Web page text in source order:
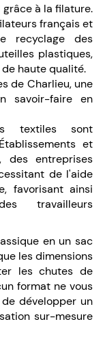
à la filature.
français et
recyclage des
plastiques,
haute qualité.
de Charlieu, une
savoir-faire en
textiles sont
et
des entreprises
de l'aide
favorisant ainsi
travailleurs
en un sac
les dimensions
les chutes de
format ne vous
développer un
sur-mesure